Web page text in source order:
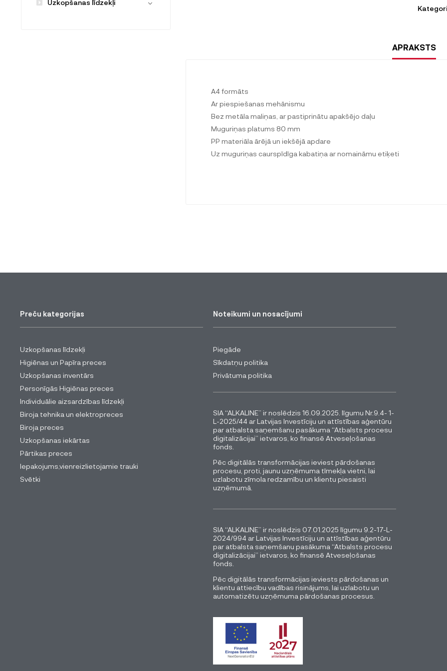
APRAKSTS
A4 formāts
Ar piespiešanas mehānismu
Bez metāla maliņas, ar pastiprinātu apakšējo daļu
Muguriņas platums 80 mm
PP materiāla ārējā un iekšējā apdare
Uz muguriņas caurspīdīga kabatiņa ar nomaināmu etiķeti
Uzkopšanas līdzekļi
Preču kategorijas
Uzkopšanas līdzekļi
Higiēnas un Papīra preces
Uzkopšanas inventārs
Personīgās Higiēnas preces
Individuālie aizsardzības līdzekļi
Biroja tehnika un elektropreces
Biroja preces
Uzkopšanas iekārtas
Pārtikas preces
Iepakojums,vienreizlietojamie trauki
Svētki
Noteikumi un nosacījumi
Piegāde
Sīkdatņu politika
Privātuma politika
SIA “ALKALINE” ir noslēdzis 16.09.2025. līgumu Nr.9.4- 1-
L-2025/44 ar Latvijas Investīciju un attīstības aģentūru
par atbalsta saņemšanu pasākuma “Atbalsts procesu
digitalizācijai” ietvaros, ko finansē Atveseļošanas
fonds.
Pēc digitālās transformācijas ieviest pārdošanas
procesu, proti, jaunu uzņēmuma tīmekļa vietni, lai
uzlabotu zīmola redzamību un klientu piesaisti
uzņēmumā.
SIA “ALKALINE” ir noslēdzis 07.01.2025 līgumu 9.2-17-L-
2024/994 ar Latvijas Investīciju un attīstības aģentūru
par atbalsta saņemšanu pasākuma “Atbalsts procesu
digitalizācijai” ietvaros, ko finansē Atveseļošanas
fonds.
Pēc digitālās transformācijas ieviests pārdošanas un
klientu attiecību vadības risinājums, lai uzlabotu un
automatizētu uzņēmuma pārdošanas procesus.